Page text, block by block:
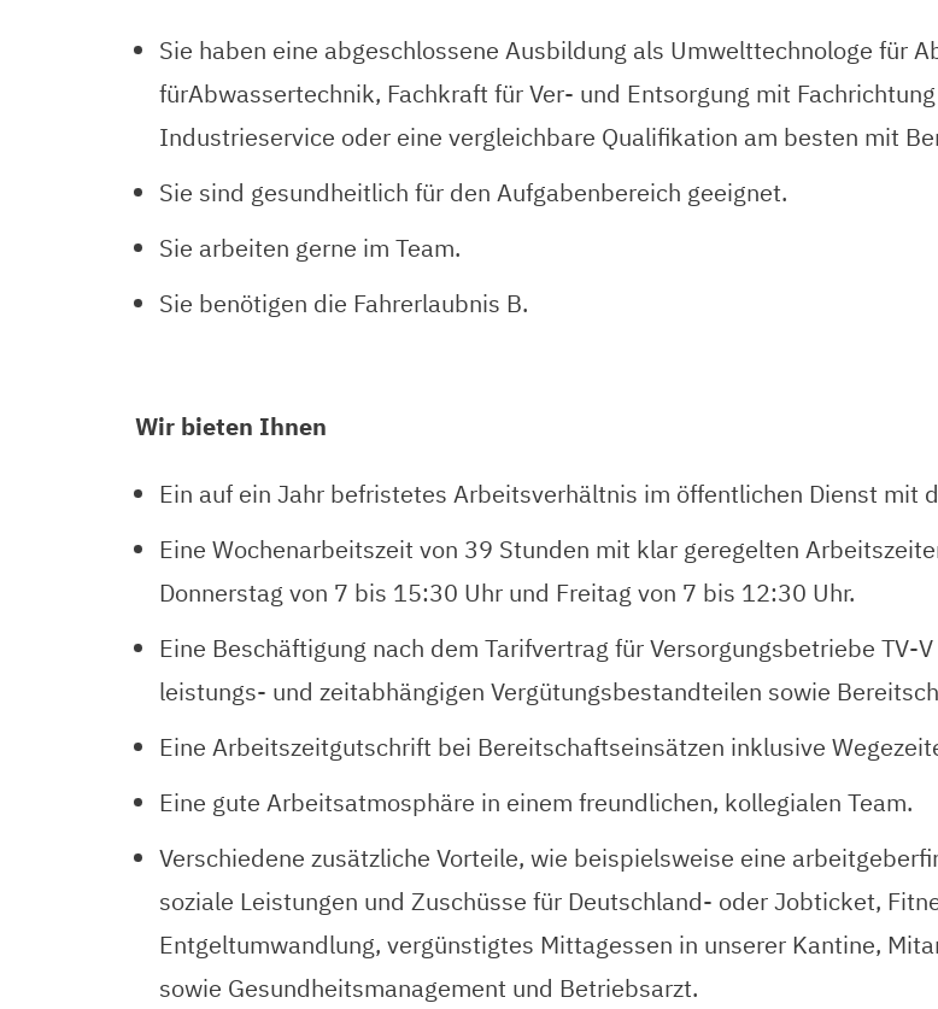
Sie haben eine abgeschlossene Ausbildung als Umwelttechnologe für
fürAbwassertechnik, Fachkraft für Ver- und Entsorgung mit
Industrieservice oder eine vergleichbare Qualifikation am besten mit
Sie sind gesundheitlich für den Aufgabenbereich geeignet.
Sie arbeiten gerne im Team.
Sie benötigen die Fahrerlaubnis B.
Wir bieten Ihnen
Ein auf ein Jahr befristetes Arbeitsverhältnis im öffentlichen Dienst mit
Eine Wochenarbeitszeit von 39 Stunden mit klar geregelten
Donnerstag von 7 bis 15:30 Uhr und Freitag von 7 bis 12:30 Uhr.
Eine Beschäftigung nach dem Tarifvertrag für Versorgungsbetriebe TV-
leistungs- und zeitabhängigen Vergütungsbestandteilen sowie
Eine Arbeitszeitgutschrift bei Bereitschaftseinsätzen inklusive
Eine gute Arbeitsatmosphäre in einem freundlichen, kollegialen Team.
Verschiedene zusätzliche Vorteile, wie beispielsweise eine
soziale Leistungen und Zuschüsse für Deutschland- oder Jobticket,
Entgeltumwandlung, vergünstigtes Mittagessen in unserer Kantine,
sowie Gesundheitsmanagement und Betriebsarzt.